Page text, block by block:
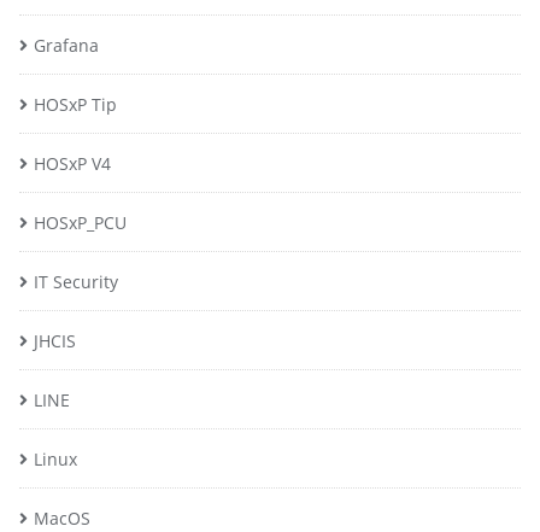
Grafana
HOSxP Tip
HOSxP V4
HOSxP_PCU
IT Security
JHCIS
LINE
Linux
MacOS